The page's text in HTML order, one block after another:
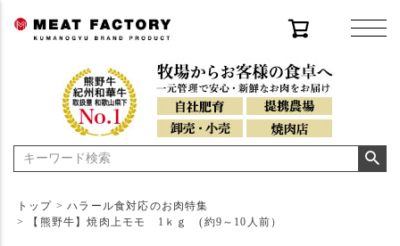
トップ
ハラール食対応のお肉特集
【熊野牛】焼肉上モモ 1ｋｇ (約9～10人前）